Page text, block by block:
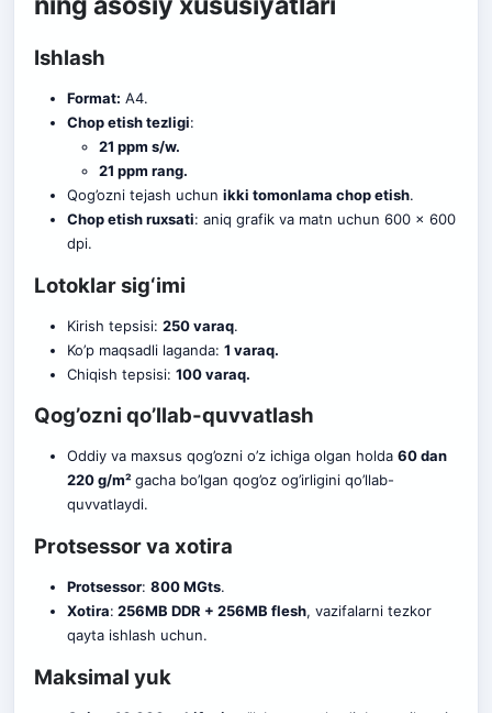
Ishlash
Format: A4.
Chop etish tezligi:
21 ppm s/w.
21 ppm rang.
Qog’ozni tejash uchun ikki tomonlama chop etish.
Chop etish ruxsati: aniq grafik va matn uchun 600 x 600
dpi.
Lotoklar sig‘imi
Kirish tepsisi: 250 varaq.
Ko’p maqsadli laganda: 1 varaq.
Chiqish tepsisi: 100 varaq.
Qog’ozni qo’llab-quvvatlash
Oddiy va maxsus qog’ozni o’z ichiga olgan holda 60 dan
220 g/m² gacha bo’lgan qog’oz og’irligini qo’llab-
quvvatlaydi.
Protsessor va xotira
Protsessor: 800 MGts.
Xotira: 256MB DDR + 256MB flesh, vazifalarni tezkor
qayta ishlash uchun.
Maksimal yuk